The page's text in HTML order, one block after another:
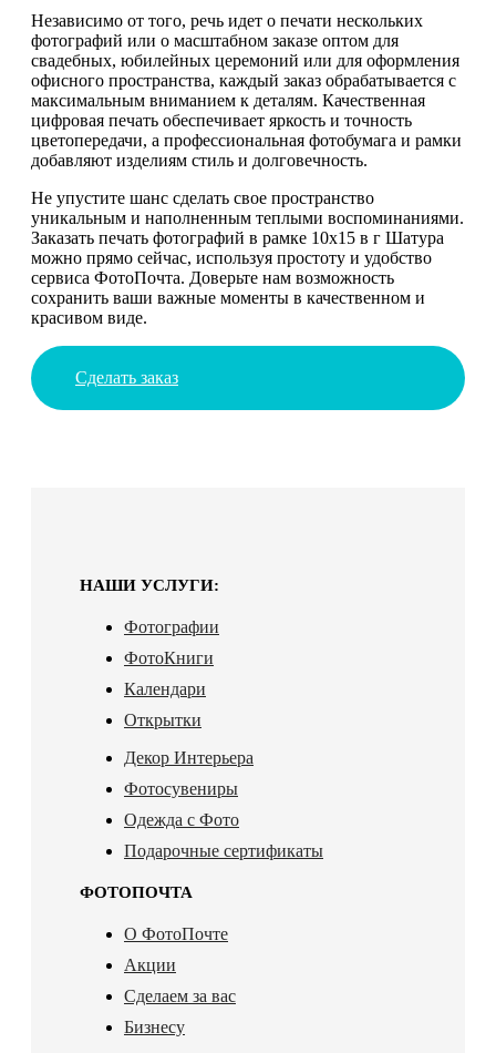
Независимо от того, речь идет о печати нескольких
фотографий или о масштабном заказе оптом для
свадебных, юбилейных церемоний или для оформления
офисного пространства, каждый заказ обрабатывается с
максимальным вниманием к деталям. Качественная
цифровая печать обеспечивает яркость и точность
цветопередачи, а профессиональная фотобумага и рамки
добавляют изделиям стиль и долговечность.
Не упустите шанс сделать свое пространство
уникальным и наполненным теплыми воспоминаниями.
Заказать печать фотографий в рамке 10х15 в г Шатура
можно прямо сейчас, используя простоту и удобство
сервиса ФотоПочта. Доверьте нам возможность
сохранить ваши важные моменты в качественном и
красивом виде.
Сделать заказ
НАШИ УСЛУГИ:
Фотографии
ФотоКниги
Календари
Открытки
Декор Интерьера
Фотосувениры
Одежда с Фото
Подарочные сертификаты
ФОТОПОЧТА
О ФотоПочте
Акции
Сделаем за вас
Бизнесу